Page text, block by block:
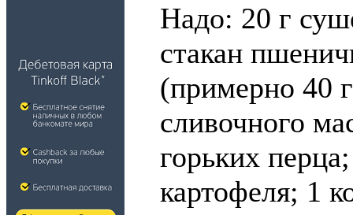
Надо: 20 г
стакан
(примерно 40
сливочного
горьких
картофеля; 1